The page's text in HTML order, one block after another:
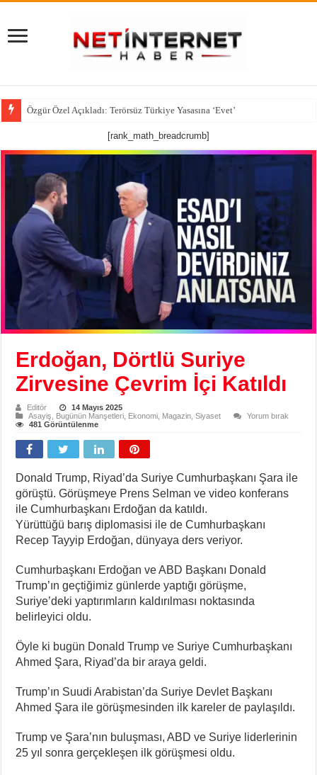
Özgür Özel Açıkladı: Terörsüz Türkiye Yasasına ‘Evet’
[rank_math_breadcrumb]
Erdoğan, Dörtlü Suriye
Zirvesine Çevrim İçi Katıldı
Editör
14 Mayıs 2025
Asayiş
Bugünün Manşetleri Ekonomi Magazin ,Siyaset
Yorum bırak
481 Görüntülenme
Donald Trump, Riyad’da Suriye Cumhurbaşkanı Şara ile
görüştü. Görüşmeye Prens Selman ve video konferans
ile Cumhurbaşkanı Erdoğan da katıldı.
Yürüttüğü barış diplomasisi ile de Cumhurbaşkanı
Recep Tayyip Erdoğan, dünyaya ders veriyor.
Cumhurbaşkanı Erdoğan ve ABD Başkanı Donald
Trump’ın geçtiğimiz günlerde yaptığı görüşme,
Suriye’deki yaptırımların kaldırılması noktasında
belirleyici oldu.
Öyle ki bugün Donald Trump ve Suriye Cumhurbaşkanı
Ahmed Şara, Riyad’da bir araya geldi.
Trump’ın Suudi Arabistan’da Suriye Devlet Başkanı
Ahmed Şara ile görüşmesinden ilk kareler de paylaşıldı.
Trump ve Şara’nın buluşması, ABD ve Suriye liderlerinin
25 yıl sonra gerçekleşen ilk görüşmesi oldu.